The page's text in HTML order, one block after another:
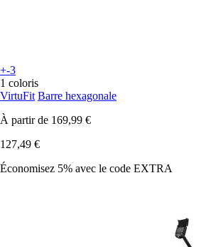
+-3
1 coloris
VirtuFit Barre hexagonale
À partir de 169,99 €
127,49 €
Économisez 5% avec le code EXTRA